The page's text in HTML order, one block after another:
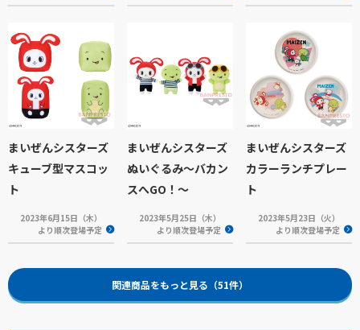
まいぜんシスターズ
キューブ型マスコッ
ト
2023年6月15日（木）
より順次登場予定
まいぜんシスターズ
ぬいぐるみ～バカン
スへGO！～
2023年5月25日（木）
より順次登場予定
まいぜんシスターズ
カラーランチプレー
ト
2023年5月23日（火）
より順次登場予定
関連商品をもっと見る（51件）